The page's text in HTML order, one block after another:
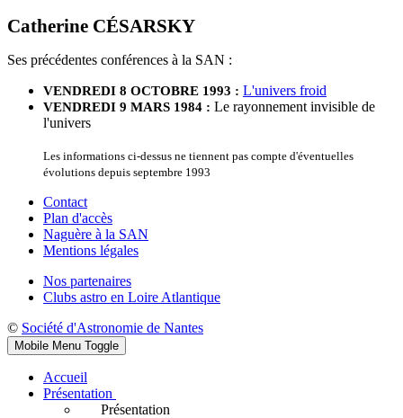
Catherine CÉSARSKY
Ses précédentes conférences à la SAN :
VENDREDI 8 OCTOBRE 1993 : L'univers froid
VENDREDI 9 MARS 1984 : Le rayonnement invisible de
l'univers
Les informations ci-dessus ne tiennent pas compte d'éventuelles
évolutions depuis septembre 1993
Contact
Plan d'accès
Naguère à la SAN
Mentions légales
Nos partenaires
Clubs astro en Loire Atlantique
© Société d'Astronomie de Nantes
Mobile Menu Toggle
Accueil
Présentation
Présentation